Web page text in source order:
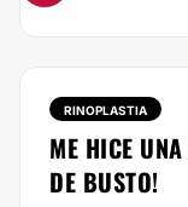
RINOPLASTIA
ME HICE
DE BUSTO!